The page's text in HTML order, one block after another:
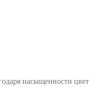
насыщенности